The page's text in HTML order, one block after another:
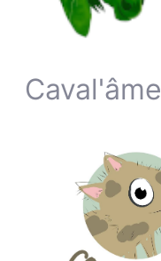
Caval'âme